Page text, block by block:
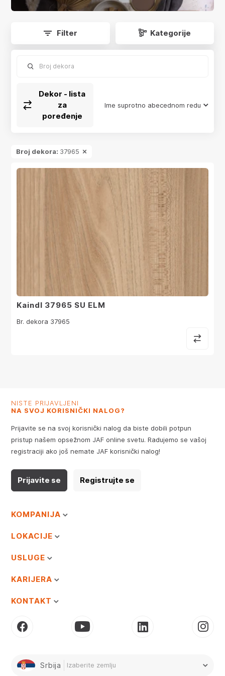
Filter Kategorije
Broj dekora
Dekor - lista
za
poređenje
Ime suprotno abecednom redu
Broj dekora: 37965
Kaindl 37965 SU ELM
Br. dekora 37965
NISTE PRIJAVLJENI
NA SVOJ KORISNIČKI NALOG?
Prijavite se na svoj korisnički nalog da biste dobili potpun
pristup našem opsežnom JAF online svetu. Radujemo se vašoj
registraciji ako još nemate JAF korisnički nalog!
Prijavite se Registrujte se
KOMPANIJA
LOKACIJE
USLUGE
KARIJERA
KONTAKT
Srbija Izaberite zemlju